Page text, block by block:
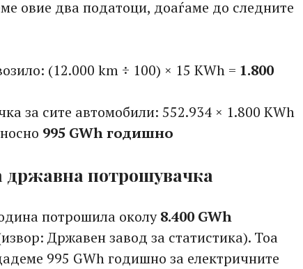
овие два податоци, доаѓаме до следните
(12.000 km ÷ 100) × 15 KWh = 1.800
за сите автомобили: 552.934 × 1.800 KWh
995 GWh годишно
државна потрошувачка
потрошила околу8.400 GWh
Државен завод за статистика). Тоа
995 GWh годишно за електричните